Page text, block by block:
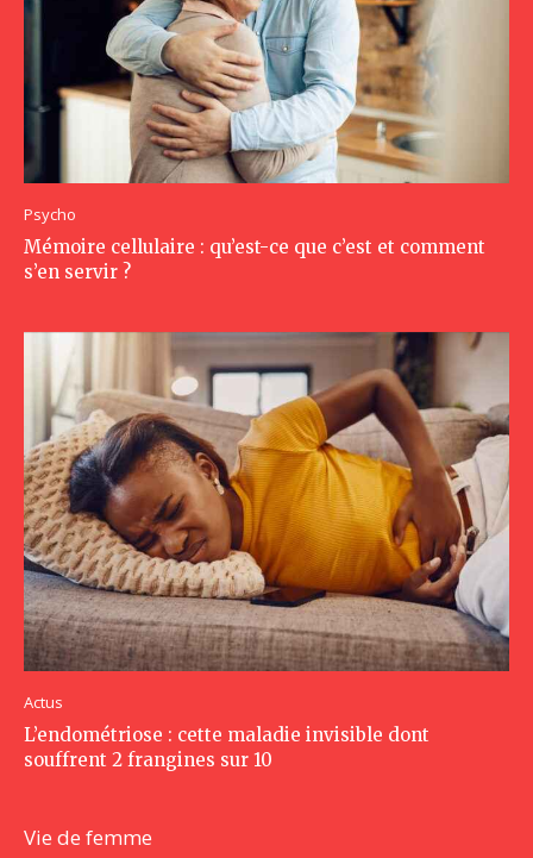
Psycho
Mémoire cellulaire : qu’est-ce que c’est et comment
s’en servir ?
Actus
L’endométriose : cette maladie invisible dont
souffrent 2 frangines sur 10
Vie de femme